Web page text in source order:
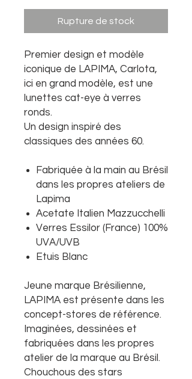
Rupture de stock
Premier design et modèle
iconique de LAPIMA, Carlota,
ici en grand modèle, est une
lunettes cat-eye à verres
ronds.
Un design inspiré des
classiques des années 60.
Fabriquée à la main au Brésil
dans les propres ateliers de
Lapima
Acetate Italien Mazzucchelli
Verres Essilor (France) 100%
UVA/UVB
Etuis Blanc
Jeune marque Brésilienne,
LAPIMA est présente dans les
concept-stores de référence.
Imaginées, dessinées et
fabriquées dans les propres
atelier de la marque au Brésil.
Chouchous des stars